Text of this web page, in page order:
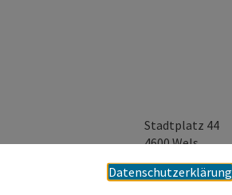
Stadtplatz 44
4600Wels
Datenschutzerklärung